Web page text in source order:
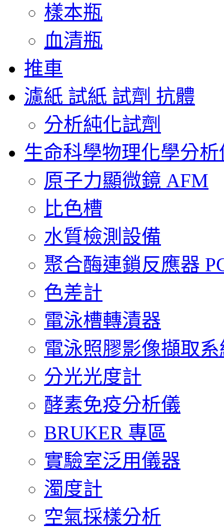
樣本瓶
血清瓶
推車
濾紙 試紙 試劑 抗體
分析純化試劑
生命科學物理化學分析
原子力顯微鏡 AFM
比色槽
水質檢測設備
聚合酶連鎖反應器
色差計
電泳槽轉漬器
電泳照膠影像擷取系
分光光度計
酵素免疫分析儀
BRUKER 專區
實驗室泛用儀器
濁度計
空氣採樣分析